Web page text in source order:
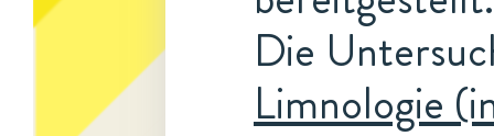
Die
Limnologie